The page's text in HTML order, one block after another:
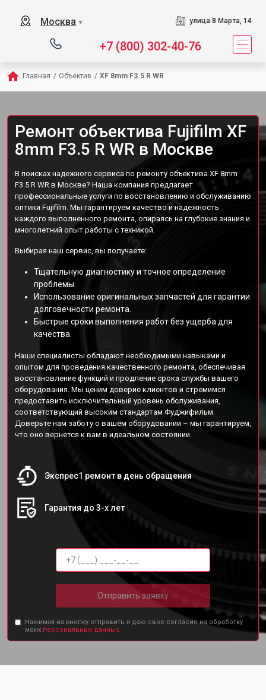
Москва ▼ улица 8 Марта, 14
+7 (800) 302-40-76
Главная / Объектив / XF 8mm F3.5 R WR
Ремонт объектива Fujifilm XF
8mm F3.5 R WR в Москве
В поисках надежного сервиса по ремонту объектива XF 8mm
F3.5 R WR в Москве? Наша компания предлагает
профессиональные услуги по восстановлению и обслуживанию
оптики Fujifilm. Мы гарантируем качество и надежность
каждого выполненного ремонта, опираясь на глубокие знания и
многолетний опыт работы с техникой.
Выбирая наш сервис, вы получаете:
Тщательную диагностику и точное определение
проблемы.
Использование оригинальных запчастей для гарантии
долговечности ремонта.
Быстрые сроки выполнения работ без ущерба для
качества.
Наши специалисты обладают необходимыми навыками и
опытом для проведения качественного ремонта, обеспечивая
восстановление функций и продление срока службы вашего
оборудования. Мы ценим доверие клиентов и стремимся
предоставить исключительный уровень обслуживания,
соответствующий высоким стандартам Фуджифильм.
Доверьте нам заботу о вашем оборудовании – мы гарантируем,
что оно вернется к вам в идеальном состоянии.
Экспрес1 ремонт в день обращения
Гарантия до 3-х лет
Отправить заявку
Нажимая на кнопку отправить я даю свое согласие на обработку
моих персональных данных.